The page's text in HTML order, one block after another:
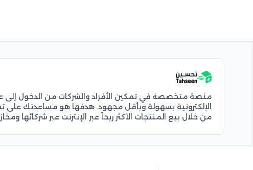
منصة متخصصة في تمكين الأفراد والشركات من الدخول إلى
الإلكترونية بسهولة وبأقل مجهود. هدفها هو مساعدتك على
من خلال بيع المنتجات الأكثر ربحاً عبر الإنترنت عبر شركائها